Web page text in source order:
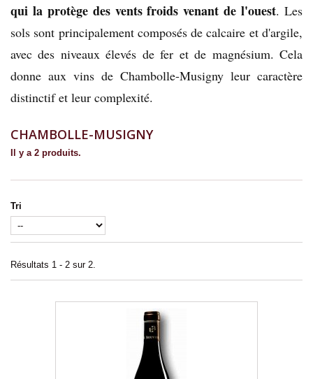
qui la protège des vents froids venant de l'ouest. Les
sols sont principalement composés de calcaire et d'argile,
avec des niveaux élevés de fer et de magnésium. Cela
donne aux vins de Chambolle-Musigny leur caractère
distinctif et leur complexité.
CHAMBOLLE-MUSIGNY
Il y a 2 produits.
Tri
Résultats 1 - 2 sur 2.